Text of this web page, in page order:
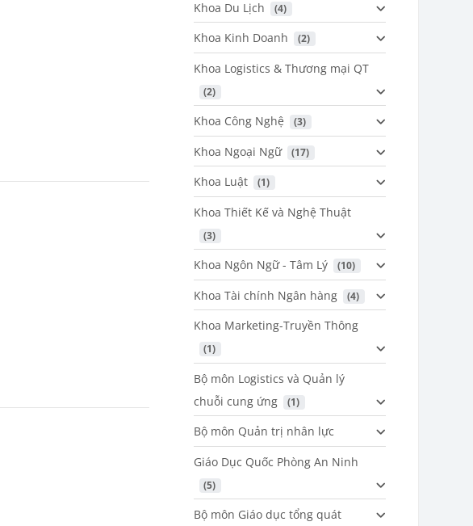
Khoa Du Lịch (4)
Khoa Kinh Doanh (2)
Khoa Logistics & Thương mại QT
(2)
Khoa Công Nghệ (3)
Khoa Ngoại Ngữ (17)
Khoa Luật (1)
Khoa Thiết Kế và Nghệ Thuật
(3)
Khoa Ngôn Ngữ - Tâm Lý (10)
Khoa Tài chính Ngân hàng (4)
Khoa Marketing-Truyền Thông
(1)
Bộ môn Logistics và Quản lý
chuỗi cung ứng
(1)
Bộ môn Quản trị nhân lực
Giáo Dục Quốc Phòng An Ninh
(5)
Bộ môn Giáo dục tổng quát